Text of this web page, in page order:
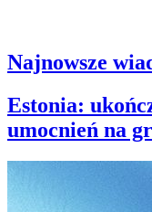
Najnowsze
Estonia:
umocnień na